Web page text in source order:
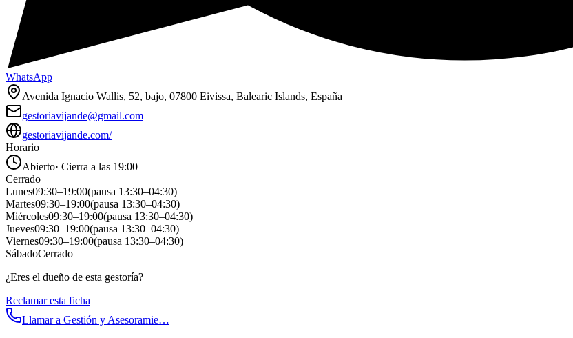
WhatsApp
Avenida Ignacio Wallis, 52, bajo, 07800 Eivissa, Balearic Islands, España
gestoriavijande@gmail.com
gestoriavijande.com/
Horario
Abierto· Cierra a las 19:00
Cerrado
Lunes09:30–19:00(pausa 13:30–04:30)
Martes09:30–19:00(pausa 13:30–04:30)
Miércoles09:30–19:00(pausa 13:30–04:30)
Jueves09:30–19:00(pausa 13:30–04:30)
Viernes09:30–19:00(pausa 13:30–04:30)
SábadoCerrado
¿Eres el dueño de esta gestoría?
Reclamar esta ficha
Llamar a Gestión y Asesoramie…